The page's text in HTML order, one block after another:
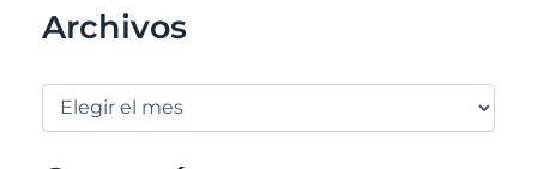
Archivos